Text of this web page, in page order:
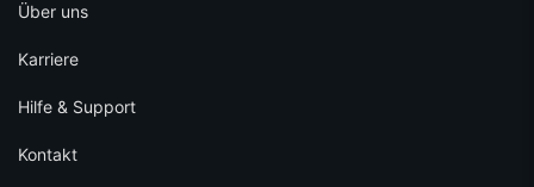
Über uns
Karriere
Hilfe & Support
Kontakt